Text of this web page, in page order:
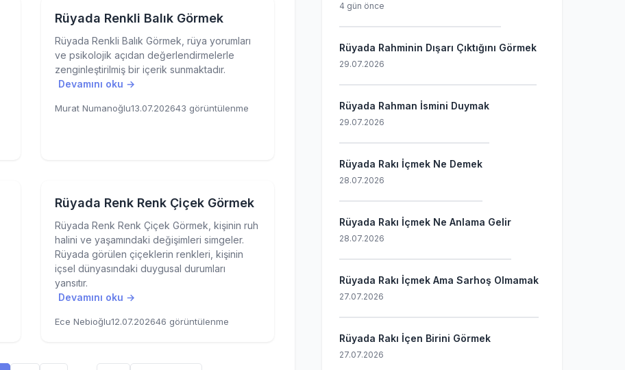
Rüyada Renkli Balık Görmek
Rüyada Renkli Balık Görmek, rüya yorumları
ve psikolojik açıdan değerlendirmelerle
zenginleştirilmiş bir içerik sunmaktadır.
Devamını oku →
Murat Numanoğlu13.07.202643 görüntülenme
Rüyada Renk Renk Çiçek Görmek
Rüyada Renk Renk Çiçek Görmek, kişinin ruh
halini ve yaşamındaki değişimleri simgeler.
Rüyada görülen çiçeklerin renkleri, kişinin
içsel dünyasındaki duygusal durumları
yansıtır.
Devamını oku →
Ece Nebioğlu12.07.202646 görüntülenme
4 gün önce
Rüyada Rahminin Dışarı Çıktığını Görmek
29.07.2026
Rüyada Rahman İsmini Duymak
29.07.2026
Rüyada Rakı İçmek Ne Demek
28.07.2026
Rüyada Rakı İçmek Ne Anlama Gelir
28.07.2026
Rüyada Rakı İçmek Ama Sarhoş Olmamak
27.07.2026
Rüyada Rakı İçen Birini Görmek
27.07.2026